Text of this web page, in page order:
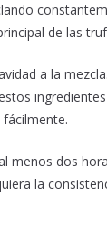
de las
a la
menos dos
la